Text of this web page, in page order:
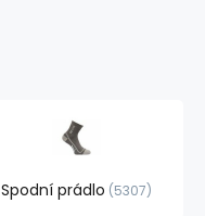
Spodní prádlo 5307